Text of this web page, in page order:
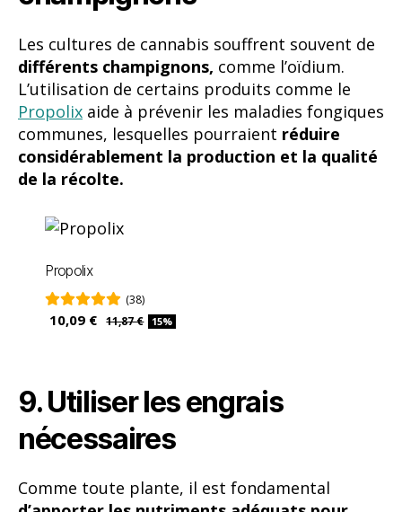
Les cultures de cannabis souffrent souvent de
différents champignons, comme l’oïdium.
L’utilisation de certains produits comme le
Propolix aide à prévenir les maladies fongiques
communes, lesquelles pourraient réduire
considérablement la production et la qualité
de la récolte.
Propolix
(38)
10,09 € 11,87 € 15%
9. Utiliser les engrais
nécessaires
Comme toute plante, il est fondamental